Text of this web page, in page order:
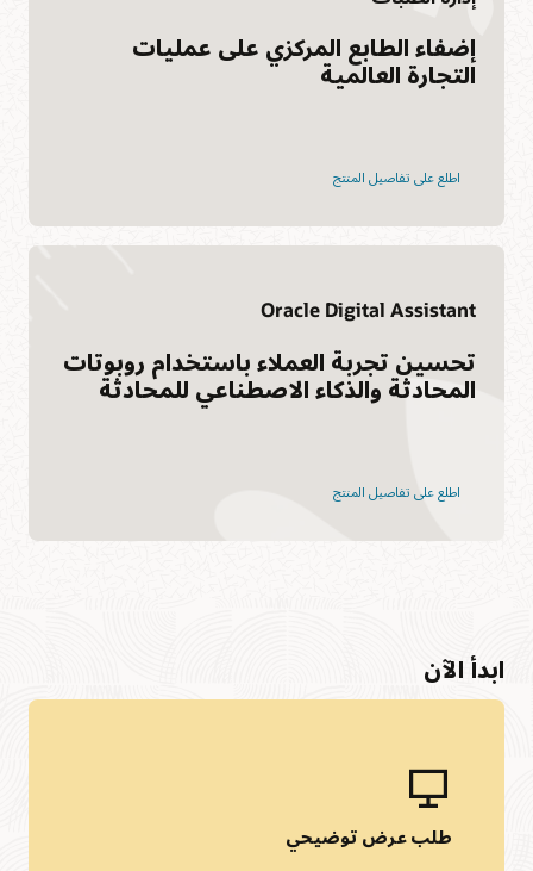
إضفاء الطابع المركزي على عمليات
التجارة العالمية
اطلع على تفاصيل المنتج
Oracle Digital Assistant
تحسين تجربة العملاء باستخدام روبوتات
المحادثة والذكاء الاصطناعي للمحادثة
اطلع على تفاصيل المنتج
ابدأ الآن
طلب عرض توضيحي